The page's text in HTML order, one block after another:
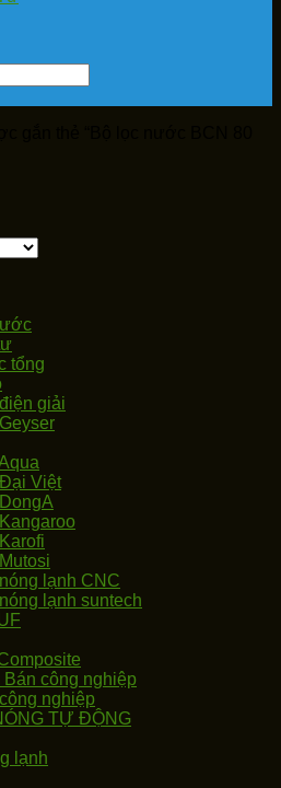
tổng
giải
Việt
lạnh CNC
lạnh suntech
công nghiệp
nghiệp
TỰ ĐỘNG
lạnh